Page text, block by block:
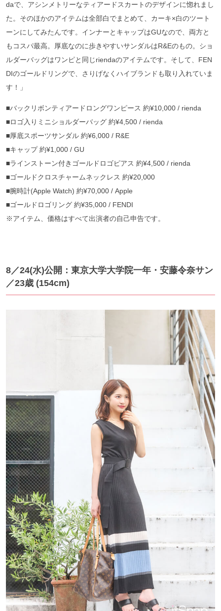
daで、アシンメトリーなティアードスカートのデザインに惚れまし
た。そのほかのアイテムは全部白でまとめて、カーキ×白のツート
ーンにしてみたんです。インナーとキャップはGUなので、両方と
もコスパ最高。厚底なのに歩きやすいサンダルはR&Eのもの。ショ
ルダーバッグはワンピと同じriendaのアイテムです。そして、FEN
DIのゴールドリングで、さりげなくハイブランドも取り入れていま
す！」
■バックリボンティアードロングワンピース 約¥10,000 / rienda
■ロゴ入りミニショルダーバッグ 約¥4,500 / rienda
■厚底スポーツサンダル 約¥6,000 / R&E
■キャップ 約¥1,000 / GU
■ラインストーン付きゴールドロゴピアス 約¥4,500 / rienda
■ゴールドクロスチャームネックレス 約¥20,000
■腕時計(Apple Watch) 約¥70,000 / Apple
■ゴールドロゴリング 約¥35,000 / FENDI
※アイテム、価格はすべて出演者の自己申告です。
8／24(水)公開：東京大学大学院一年・安藤令奈サン
／23歳 (154cm)